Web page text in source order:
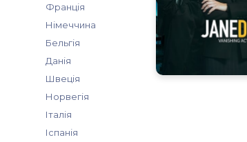
Франція
Німеччина
Бельгія
Данія
Швеція
Норвегія
Італія
Іспанія